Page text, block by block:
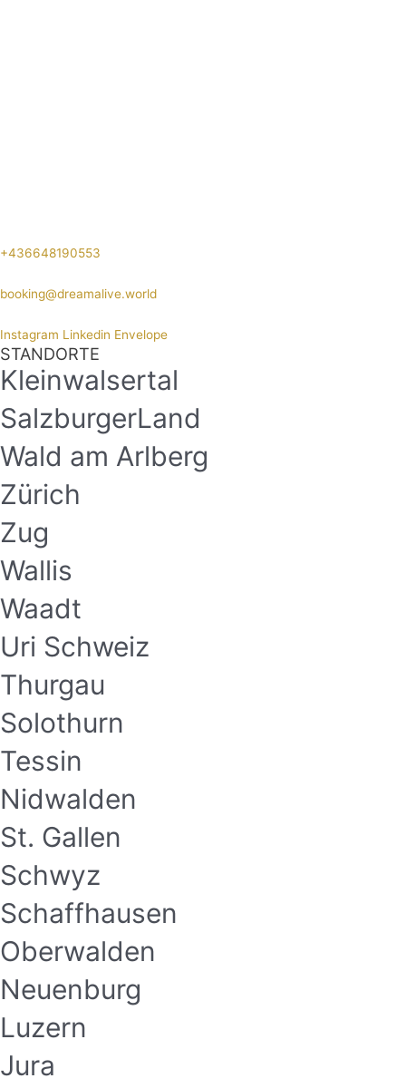
+436648190553
booking@dreamalive.world
Instagram Linkedin Envelope
STANDORTE
Kleinwalsertal
SalzburgerLand
Wald am Arlberg
Zürich
Zug
Wallis
Waadt
Uri Schweiz
Thurgau
Solothurn
Tessin
Nidwalden
St. Gallen
Schwyz
Schaffhausen
Oberwalden
Neuenburg
Luzern
Jura